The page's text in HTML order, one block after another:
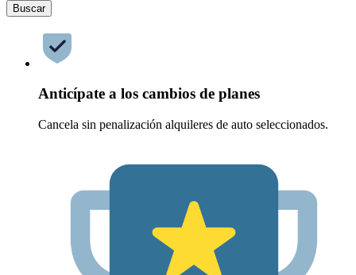
Buscar
Anticípate a los cambios de planes
Cancela sin penalización alquileres de auto seleccionados.